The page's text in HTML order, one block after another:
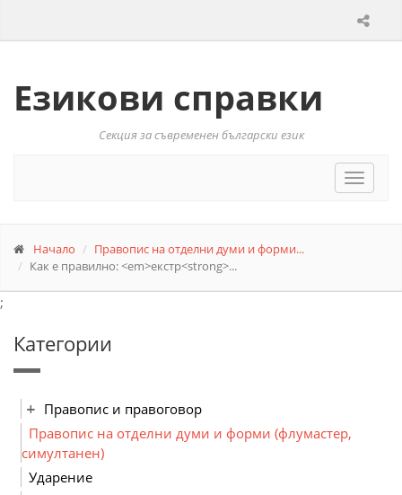
Езикови справки
Секция за съвременен български език
Toggle
Начало
Правопис на отделни думи и форми...
Как е правилно: <em>екстр<strong>...
;
Категории
Правопис и правоговор
Правопис на отделни думи и форми (флумастер,
симултанен)
Ударение